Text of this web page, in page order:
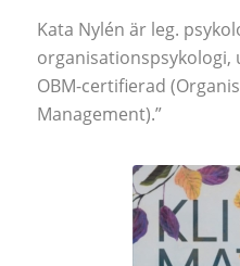
Kata Nylén är leg.
OBM-certifierad
Management).”